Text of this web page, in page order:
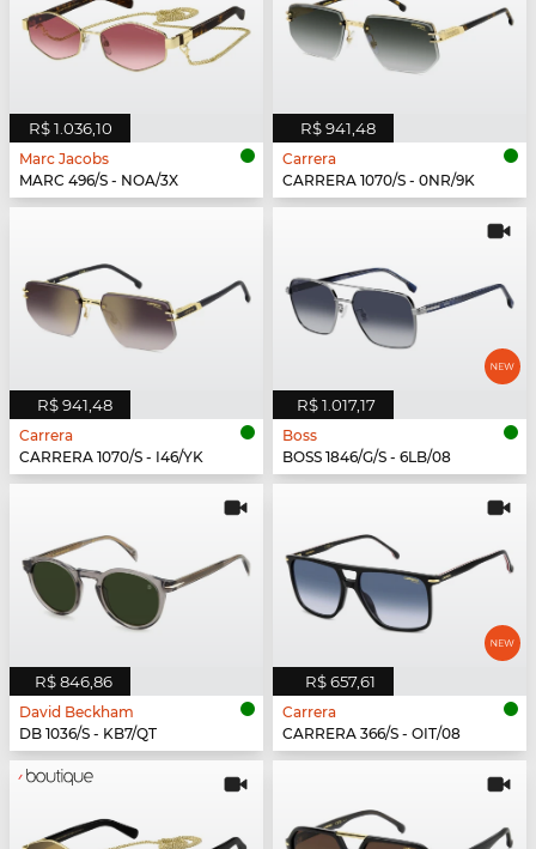
R$ 1.036,10
Marc Jacobs
MARC 496/S - NOA/3X
R$ 941,48
Carrera
CARRERA 1070/S - 0NR/9K
R$ 941,48
Carrera
CARRERA 1070/S - I46/YK
R$ 1.017,17
Boss
BOSS 1846/G/S - 6LB/08
R$ 846,86
David Beckham
DB 1036/S - KB7/QT
R$ 657,61
Carrera
CARRERA 366/S - OIT/08